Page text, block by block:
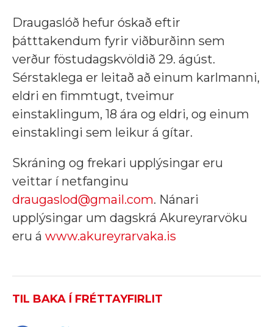
Draugaslóð hefur óskað eftir
þátttakendum fyrir viðburðinn sem
verður föstudagskvöldið 29. ágúst.
Sérstaklega er leitað að einum karlmanni,
eldri en fimmtugt, tveimur
einstaklingum, 18 ára og eldri, og einum
einstaklingi sem leikur á gítar.
Skráning og frekari upplýsingar eru
veittar í netfanginu
draugaslod@gmail.com. Nánari
upplýsingar um dagskrá Akureyrarvöku
eru á www.akureyrarvaka.is
TIL BAKA Í FRÉTTAYFIRLIT